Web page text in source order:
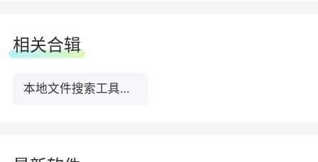
相关合辑
本地文件搜索工具排行榜TOP10下载